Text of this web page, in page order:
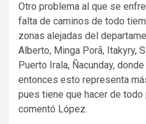
Otro problema al que se
falta de caminos de todo
zonas alejadas del
Alberto, Minga Porã, Itakyry,
Puerto Irala, Ñacunday,
entonces esto representa
pues tiene que hacer de todo
comentó López.